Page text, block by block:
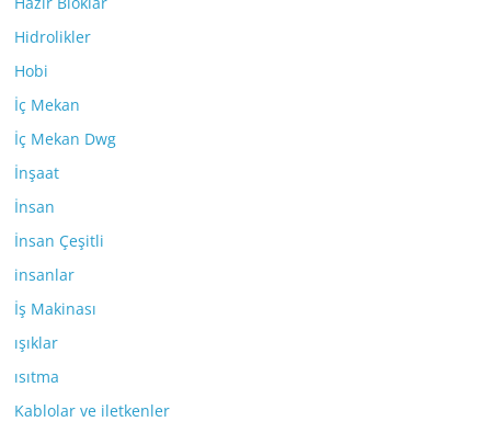
Hidrolikler
Hobi
İç Mekan
İç Mekan Dwg
İnşaat
İnsan
İnsan Çeşitli
insanlar
İş Makinası
ışıklar
ısıtma
Kablolar ve iletkenler